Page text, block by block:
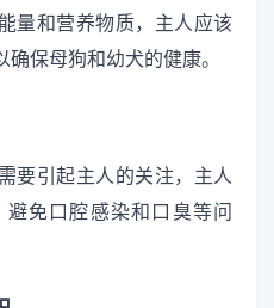
量和营养物质，主人应该
保母狗和幼犬的健康。
要引起主人的关注，主人
免口腔感染和口臭等问